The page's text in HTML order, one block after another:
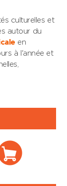
culturelles et
autour du
en
à l'année et